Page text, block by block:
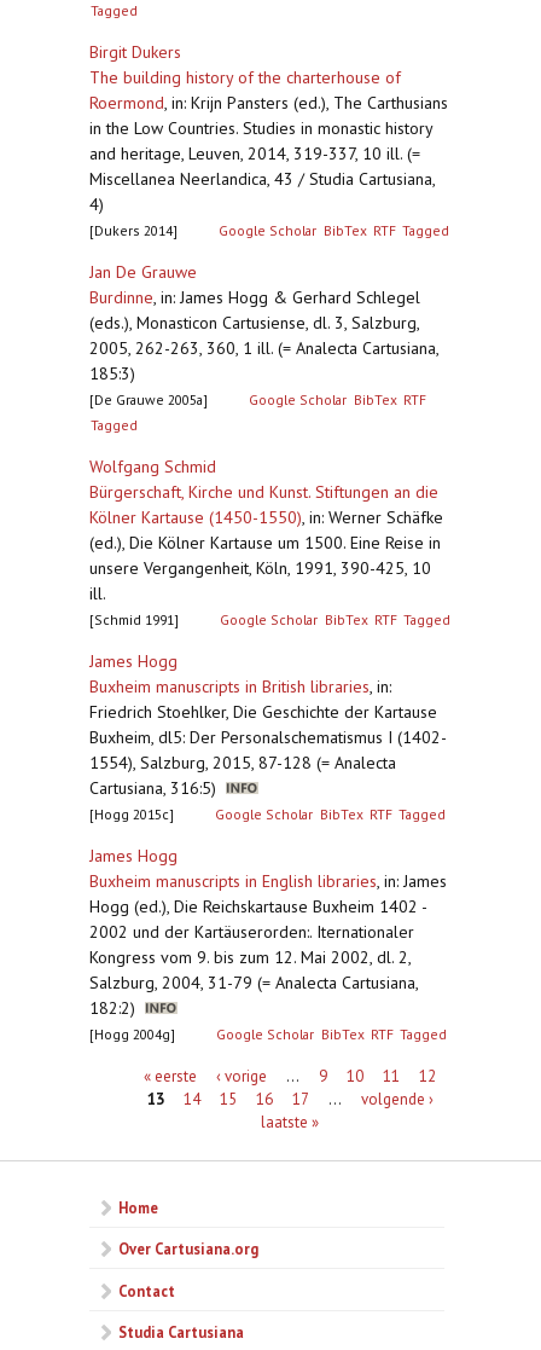
Tagged
Birgit Dukers
The building history of the charterhouse of
Roermond, in: Krijn Pansters (ed.), The Carthusians
in the Low Countries. Studies in monastic history
and heritage, Leuven, 2014, 319-337, 10 ill. (=
Miscellanea Neerlandica, 43 / Studia Cartusiana,
4)
[Dukers 2014] Google Scholar BibTex RTF Tagged
Jan De Grauwe
Burdinne, in: James Hogg & Gerhard Schlegel
(eds.), Monasticon Cartusiense, dl. 3, Salzburg,
2005, 262-263, 360, 1 ill. (= Analecta Cartusiana,
185:3)
[De Grauwe 2005a] Google Scholar BibTex RTF
Tagged
Wolfgang Schmid
Bürgerschaft, Kirche und Kunst. Stiftungen an die
Kölner Kartause (1450-1550), in: Werner Schäfke
(ed.), Die Kölner Kartause um 1500. Eine Reise in
unsere Vergangenheit, Köln, 1991, 390-425, 10
ill.
[Schmid 1991] Google Scholar BibTex RTF Tagged
James Hogg
Buxheim manuscripts in British libraries, in:
Friedrich Stoehlker, Die Geschichte der Kartause
Buxheim, dl5: Der Personalschematismus I (1402-
1554), Salzburg, 2015, 87-128 (= Analecta
Cartusiana, 316:5)
[Hogg 2015c] Google Scholar BibTex RTF Tagged
James Hogg
Buxheim manuscripts in English libraries, in: James
Hogg (ed.), Die Reichskartause Buxheim 1402 -
2002 und der Kartäuserorden:. Iternationaler
Kongress vom 9. bis zum 12. Mai 2002, dl. 2,
Salzburg, 2004, 31-79 (= Analecta Cartusiana,
182:2)
[Hogg 2004g] Google Scholar BibTex RTF Tagged
Pagina's« eerste ‹ vorige … 9 10 11
12
13
14 15 16 17 …
volgende ›
laatste »
Home
Over Cartusiana.org
Contact
Studia Cartusiana